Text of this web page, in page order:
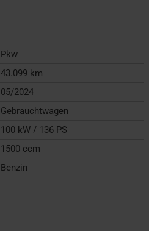
Pkw
43.099 km
05/2024
Gebrauchtwagen
100 kW / 136 PS
1500 ccm
Benzin